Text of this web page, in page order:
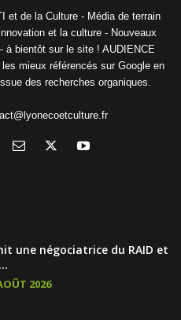
et de la Culture - Média de terrain
et la culture - Nouveaux
bientôt sur le site ! AUDIENCE
mieux référencés sur Google en
des recherches organiques.
une négociatrice du RAID et
2026